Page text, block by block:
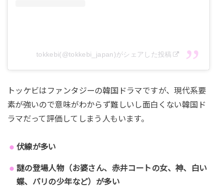
が…
第14話 『忘却』
トッケビは神のはからいで全員に忘れ無の中をただ
会する。神と赤いコートの女により死神だけはトッ
れるトッケビだが記憶がないため怪しまれてしま
う。カナダからエアメールが届いたウンタクだがそ
tokkebi(@tokkebi_japan)がシェアした投稿
トッケビはファンタジーの韓国ドラマですが、現代系要
素が強いので意味がわからず難しいし面白くない韓国ド
ラマだって評価してしまう人もいます。
伏線が多い
謎の登場人物（お婆さん、赤井コートの女、神、白い
蝶、パリの少年など）が多い